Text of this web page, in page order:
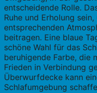
entscheidende Rolle.
Ruhe und Erholung
entsprechenden
beitragen. Eine blaue
schöne Wahl für das
beruhigende Farbe, die
Frieden in Verbindung
Überwurfdecke kann
Schlafumgebung